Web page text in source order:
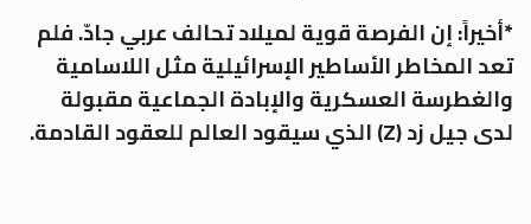
*أخيراً: إن الفرصة قوية لميلاد تحالف عربي جادّ. فلم
تعد المخاطر الأساطير الإسرائيلية مثل اللاسامية
والغطرسة العسكرية والإبادة الجماعية مقبولة
لدى جيل زد (Z) الذي سيقود العالم للعقود القادمة.